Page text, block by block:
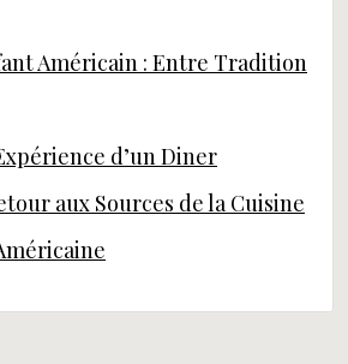
Américain : Entre Tradition
d’un Diner
aux Sources de la Cuisine